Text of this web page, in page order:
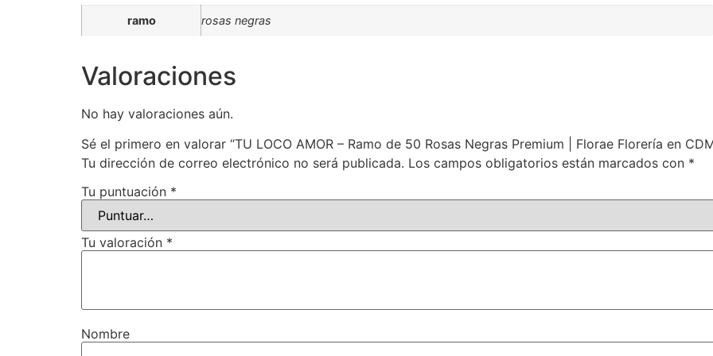
ramo rosas negras
Valoraciones
No hay valoraciones aún.
Sé el primero en valorar “TU LOCO AMOR – Ramo de 50 Rosas Negras Premium | Florae Florería en
Tu dirección de correo electrónico no será publicada. Los campos obligatorios están marcados con *
Tu puntuación *
Tu valoración *
Nombre